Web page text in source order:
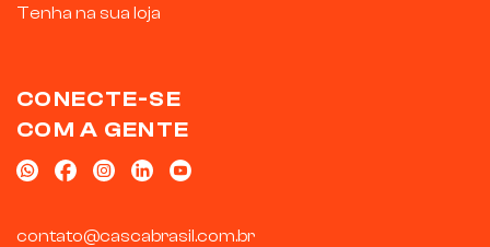
Tenha na sua loja
CONECTE-SE
COM A GENTE
contato@cascabrasil.com.br